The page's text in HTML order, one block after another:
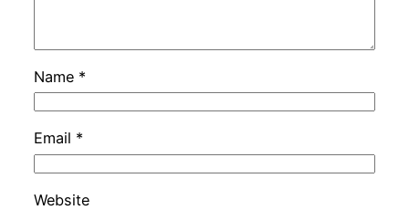
Name *
Email *
Website